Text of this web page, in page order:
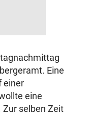
Eine
einer
eine
Zur selben Zeit